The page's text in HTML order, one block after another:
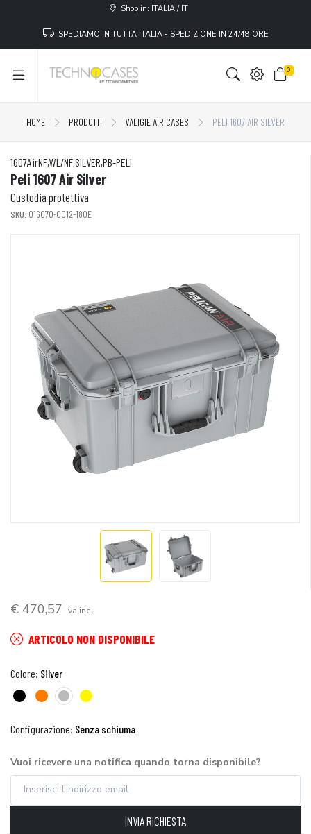
Shop in: ITALIA / IT
SPEDIAMO IN TUTTA ITALIA - SPEDIZIONE IN 24/48 ORE
0
HOME PRODOTTI VALIGIE AIR CASES PELI 1607 AIR SILVER
1607AirNF,WL/NF,SILVER,PB-PELI
Peli 1607 Air Silver
Custodia protettiva
SKU: 016070-0012-180E
€ 470,57 Iva inc.
ARTICOLO NON DISPONIBILE
Colore: Silver
Configurazione: Senza schiuma
Vuoi ricevere una notifica quando torna disponibile?
INVIA RICHIESTA